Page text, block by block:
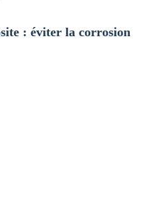
: éviter la corrosion